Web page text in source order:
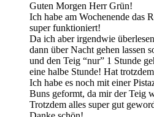
Guten Morgen Herr Grün!
Ich habe am Wochenende das
super funktioniert!
Da ich aber irgendwie
dann über Nacht gehen lassen
und den Teig “nur” 1 Stunde
eine halbe Stunde! Hat
Ich habe es noch mit einer
Buns geformt, da mir der Teig
Trotzdem alles super gut